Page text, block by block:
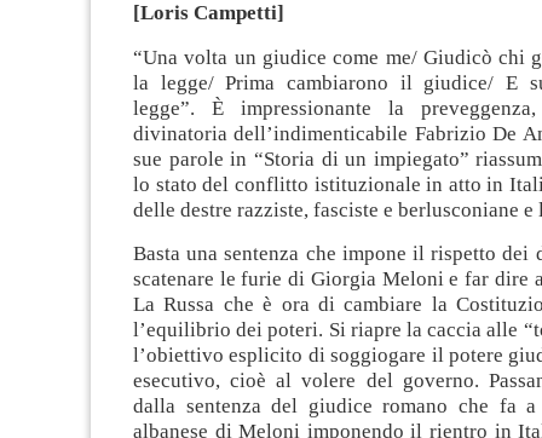
[Loris Campetti]
“Una volta un giudice come me/ Giudicò chi
la legge/ Prima cambiarono il giudice/ E
legge”. È impressionante la
divinatoria dell’indimenticabile Fabrizio De
sue parole in “Storia di un impiegato”
lo stato del conflitto istituzionale in atto in
delle destre razziste, fasciste e berlusconiane e
Basta una sentenza che impone il rispetto
scatenare le furie di Giorgia Meloni e far dire
La Russa che è ora di cambiare la
l’equilibrio dei poteri. Si riapre la caccia alle
l’obiettivo esplicito di soggiogare il potere
esecutivo, cioè al volere del governo.
dalla sentenza del giudice romano che fa
albanese di Meloni imponendo il rientro in